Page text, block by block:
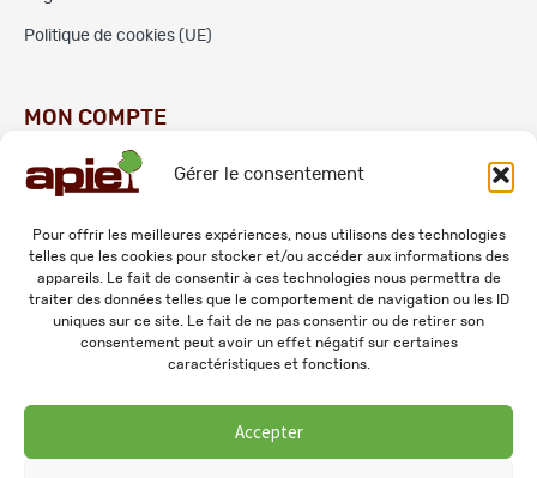
Gérer le consentement
Pour offrir les meilleures expériences, nous utilisons des technologies
telles que les cookies pour stocker et/ou accéder aux informations des
appareils. Le fait de consentir à ces technologies nous permettra de
traiter des données telles que le comportement de navigation ou les ID
uniques sur ce site. Le fait de ne pas consentir ou de retirer son
consentement peut avoir un effet négatif sur certaines
caractéristiques et fonctions.
Accepter
Politique de cookies (UE)
MON COMPTE
Commandes
Adresses
Mes informations personnelles
© 2026 APIE. Tous droits réservés.